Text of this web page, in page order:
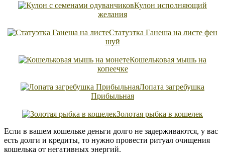
Кулон исполняющий
желания
Статуэтка Ганеша на листе фен
шуй
Кошельковая мышь на
копеечке
Лопата загребушка
Прибыльная
Золотая рыбка в кошелек
Если в вашем кошельке деньги долго не задерживаются, у вас
есть долги и кредиты, то нужно провести ритуал очищения
кошелька от негативных энергий.